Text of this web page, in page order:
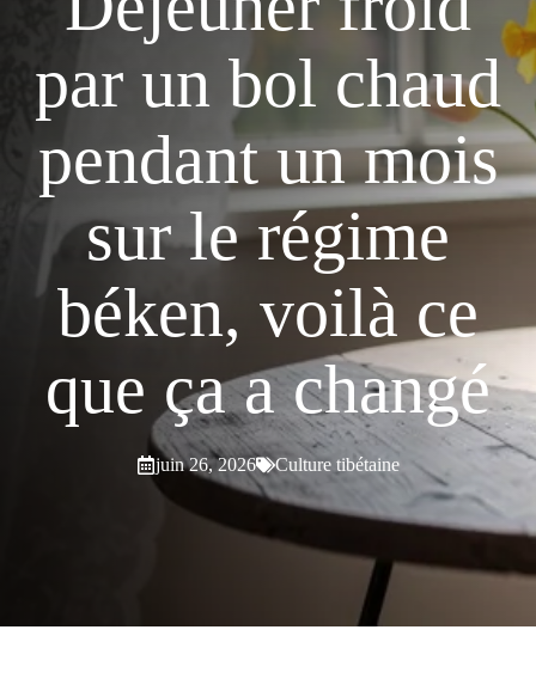
par un bol chaud
pendant un mois
sur le régime
béken, voilà ce
que ça a changé
juin 26, 2026 Culture tibétaine